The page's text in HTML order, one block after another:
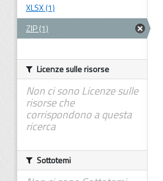
XLSX (1)
ZIP (1)
Licenze sulle risorse
Non ci sono Licenze sulle
risorse che
corrispondono a questa
ricerca
Sottotemi